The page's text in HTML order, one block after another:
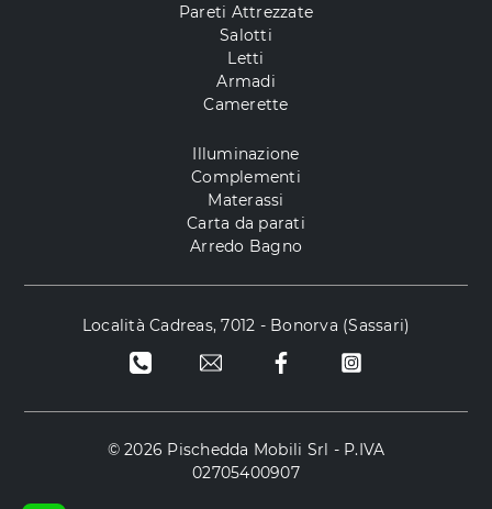
Pareti Attrezzate
Salotti
Letti
Armadi
Camerette
Illuminazione
Complementi
Materassi
Carta da parati
Arredo Bagno
Località Cadreas, 7012 - Bonorva (Sassari)
© 2026 Pischedda Mobili Srl - P.IVA
02705400907